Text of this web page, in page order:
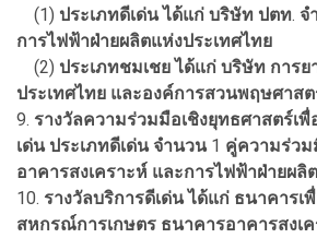
(1) ประเภทดีเด่น ได้แก่ บริษัท ปตท. จ
การไฟฟ้าฝ่ายผลิตแห่งประเทศไทย
(2) ประเภทชมเชย ได้แก่ บริษัท การย
ประเทศไทย และองค์การสวนพฤษศาส
9. รางวัลความร่วมมือเชิงยุทธศาสตร์เ
เด่น ประเภทดีเด่น จำนวน1 คู่ความร่วม
อาคารสงเคราะห์ และการไฟฟ้าฝ่ายผลิ
10. รางวัลบริการดีเด่น ได้แก่ ธนาคารเ
สหกรณ์การเกษตร ธนาคารอาคารสงเ